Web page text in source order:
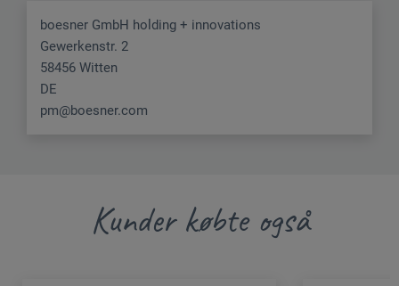
boesner GmbH holding + innovations
Gewerkenstr. 2
58456 Witten
DE
pm@boesner.com
Kunder købte også